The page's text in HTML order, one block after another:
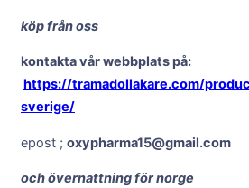
köp från oss
kontakta vår webbplats på:
https://tramadollakare.com/
sverige/
epost ; oxypharma15@gmail.com
och övernattning för norge